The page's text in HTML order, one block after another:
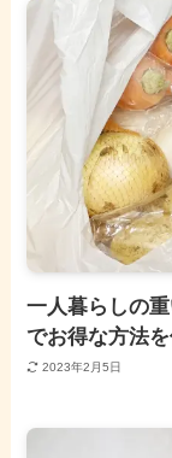
一人暮らしの
でお得な方法を
2023年2月5日